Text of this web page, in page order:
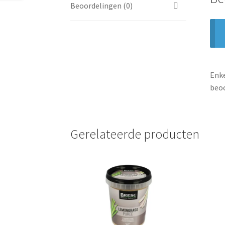
Beoordelingen (0)
Gerelateerde producten